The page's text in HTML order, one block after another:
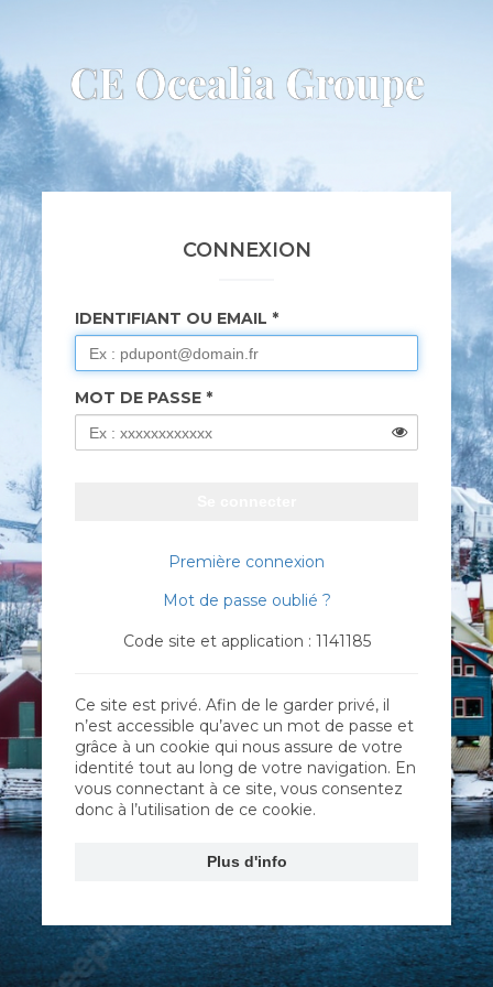
CE Ocealia Groupe
CONNEXION
IDENTIFIANT OU EMAIL
MOT DE PASSE
Première connexion
Mot de passe oublié ?
Code site et application : 1141185
Ce site est privé. Afin de le garder privé, il
n’est accessible qu’avec un mot de passe et
grâce à un cookie qui nous assure de votre
identité tout au long de votre navigation. En
vous connectant à ce site, vous consentez
donc à l’utilisation de ce cookie.
Plus d'info